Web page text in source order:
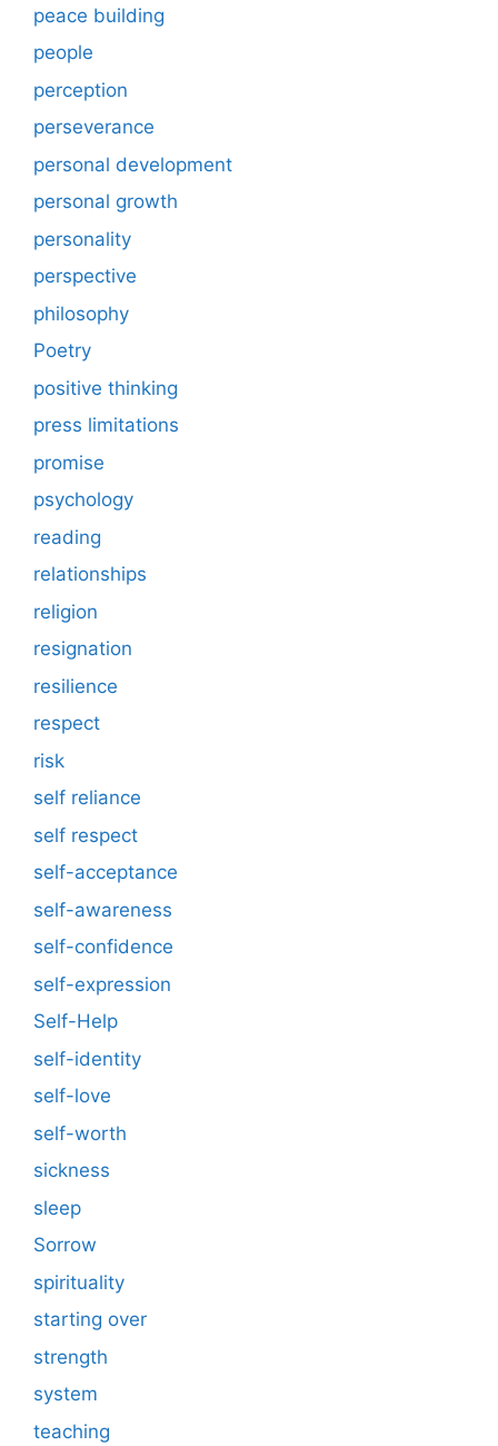
peace building
people
perception
perseverance
personal development
personal growth
personality
perspective
philosophy
Poetry
positive thinking
press limitations
promise
psychology
reading
relationships
religion
resignation
resilience
respect
risk
self reliance
self respect
self-acceptance
self-awareness
self-confidence
self-expression
Self-Help
self-identity
self-love
self-worth
sickness
sleep
Sorrow
spirituality
starting over
strength
system
teaching